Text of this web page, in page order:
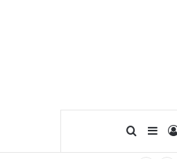
تسجيل الدخول
إضافة عمود جانبي